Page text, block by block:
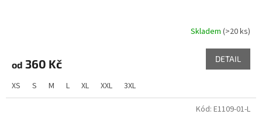
Skladem (>20 ks)
od 360 Kč DETAIL
XS S M L XL XXL 3XL
Kód: E1109-01-L